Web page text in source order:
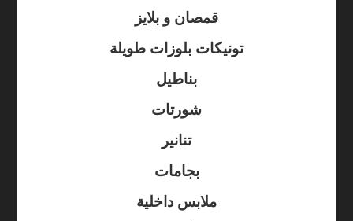
قمصان و بلايز
تونيكات بلوزات طويلة
بناطيل
شورتات
تنانير
بجامات
ملابس داخلية